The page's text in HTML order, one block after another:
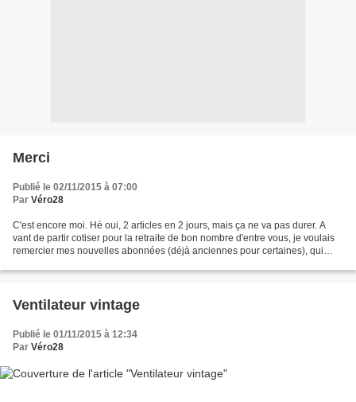
Merci
Publié le 02/11/2015 à 07:00
Par Véro28
C'est encore moi. Hé oui, 2 articles en 2 jours, mais ça ne va pas durer. A
vant de partir cotiser pour la retraite de bon nombre d'entre vous, je voulais
remercier mes nouvelles abonnées (déjà anciennes pour certaines), qui
Ventilateur vintage
Publié le 01/11/2015 à 12:34
Par Véro28